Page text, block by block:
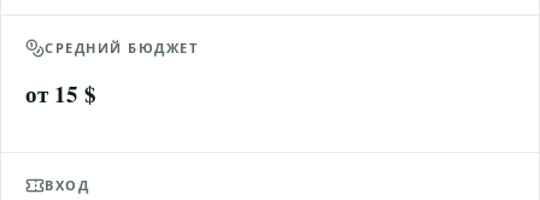
СРЕДНИЙ БЮДЖЕТ
от 15 $
ВХОД